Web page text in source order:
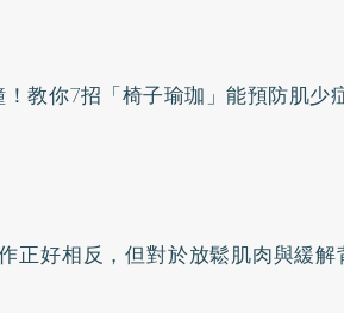
教你7招「椅子瑜珈」能預防肌少
正好相反，但對於放鬆肌肉與緩